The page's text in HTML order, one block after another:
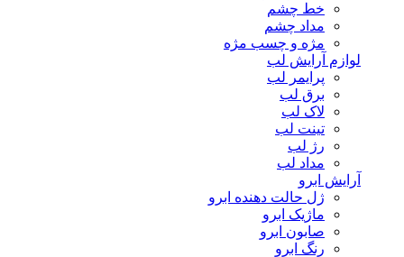
خط چشم
مداد چشم
مژه و چسب مژه
لوازم آرایش لب
پرایمر لب
برق لب
لاک لب
تینت لب
رژ لب
مداد لب
آرایش ابرو
ژل حالت دهنده ابرو
ماژیک ابرو
صابون ابرو
رنگ ابرو